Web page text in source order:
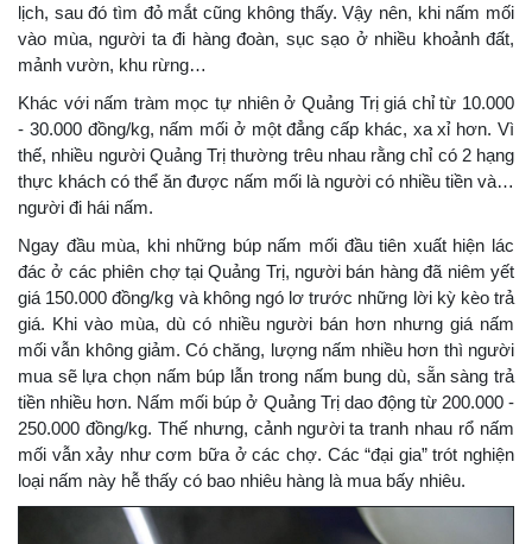
lịch, sau đó tìm đỏ mắt cũng không thấy. Vậy nên, khi nấm mối
vào mùa, người ta đi hàng đoàn, sục sạo ở nhiều khoảnh đất,
mảnh vườn, khu rừng…
Khác với nấm tràm mọc tự nhiên ở Quảng Trị giá chỉ từ 10.000
- 30.000 đồng/kg, nấm mối ở một đẳng cấp khác, xa xỉ hơn. Vì
thế, nhiều người Quảng Trị thường trêu nhau rằng chỉ có 2 hạng
thực khách có thể ăn được nấm mối là người có nhiều tiền và…
người đi hái nấm.
Ngay đầu mùa, khi những búp nấm mối đầu tiên xuất hiện lác
đác ở các phiên chợ tại Quảng Trị, người bán hàng đã niêm yết
giá 150.000 đồng/kg và không ngó lơ trước những lời kỳ kèo trả
giá. Khi vào mùa, dù có nhiều người bán hơn nhưng giá nấm
mối vẫn không giảm. Có chăng, lượng nấm nhiều hơn thì người
mua sẽ lựa chọn nấm búp lẫn trong nấm bung dù, sẵn sàng trả
tiền nhiều hơn. Nấm mối búp ở Quảng Trị dao động từ 200.000 -
250.000 đồng/kg. Thế nhưng, cảnh người ta tranh nhau rổ nấm
mối vẫn xảy như cơm bữa ở các chợ. Các “đại gia” trót nghiện
loại nấm này hễ thấy có bao nhiêu hàng là mua bấy nhiêu.